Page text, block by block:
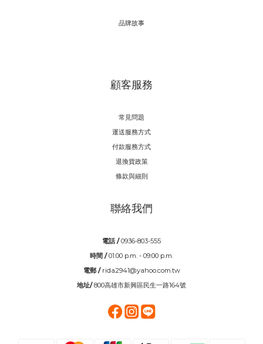
品牌故事
顧客服務
常見問題
運送服務方式
付款服務方式
退換貨政策
條款與細則
聯絡我們
電話 /0936-803-555
時間 /01:00 p.m. - 09:00 p.m.
電郵 / rida2941@yahoo.com.tw
地址/800高雄市新興區民生一路164號